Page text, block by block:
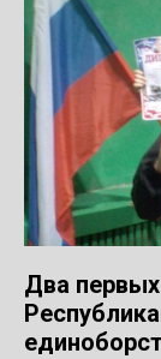
Два